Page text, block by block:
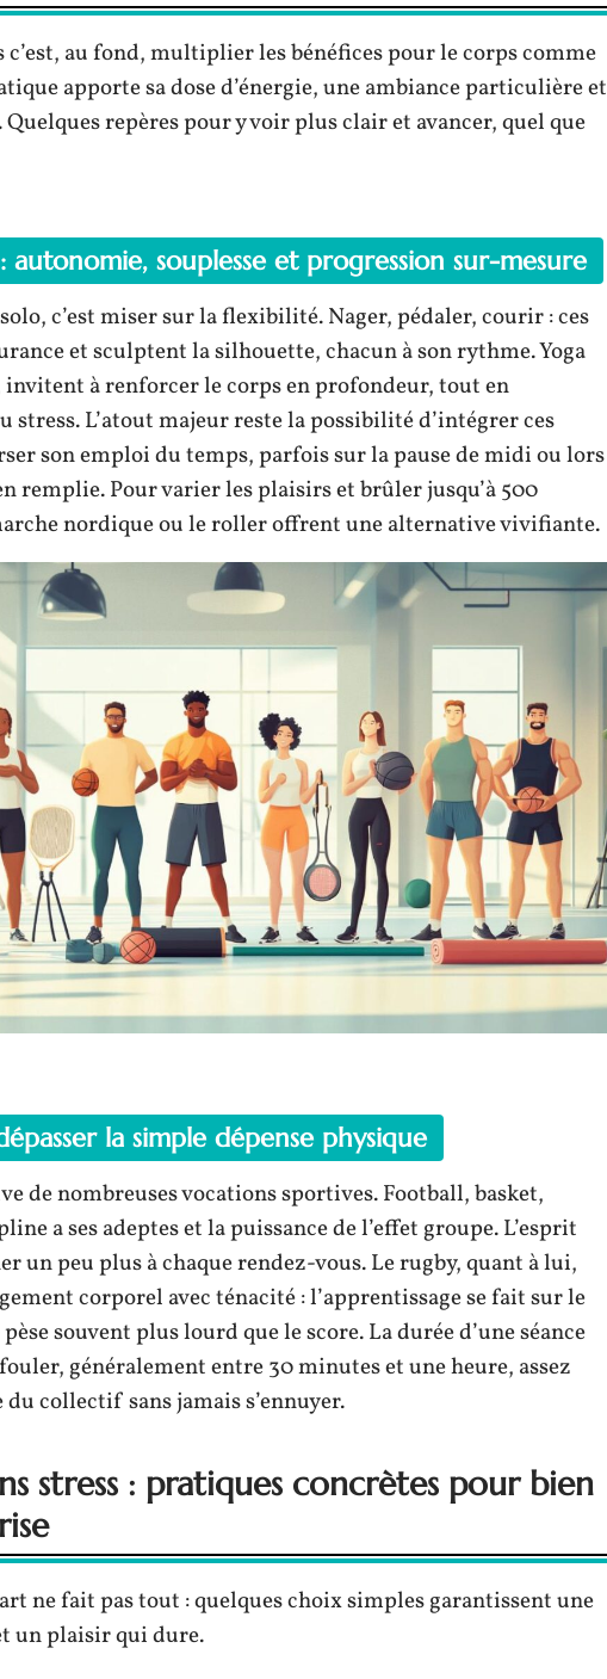
au fond, multiplier les bénéfices pour le corps comme
apporte sa dose d’énergie, une ambiance particulière et
repères pour y voir plus clair et avancer, quel que
autonomie, souplesse et progression sur-mesure
c’est miser sur la flexibilité. Nager, pédaler, courir : ces
et sculptent la silhouette, chacun à son rythme. Yoga
invitent à renforcer le corps en profondeur, tout en
stress. L’atout majeur reste la possibilité d’intégrer ces
son emploi du temps, parfois sur la pause de midi ou lors
remplie. Pour varier les plaisirs et brûler jusqu’à 500
nordique ou le roller offrent une alternative vivifiante.
la simple dépense physique
de nombreuses vocations sportives. Football, basket,
a ses adeptes et la puissance de l’effet groupe. L’esprit
un peu plus à chaque rendez-vous. Le rugby, quant à lui,
corporel avec ténacité : l’apprentissage se fait sur le
souvent plus lourd que le score. La durée d’une séance
généralement entre 30 minutes et une heure, assez
collectif sans jamais s’ennuyer.
stress : pratiques concrètes pour bien
ne fait pas tout : quelques choix simples garantissent une
un plaisir qui dure.